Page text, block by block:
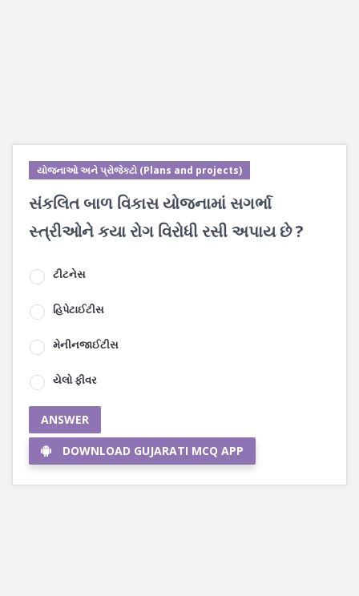
યોજનાઓ અને પ્રોજેક્ટો (Plans and projects)
સંકલિત બાળ વિકાસ યોજનામાં સગર્ભા
સ્ત્રીઓને કયા રોગ વિરોધી રસી અપાય છે ?
ટીટનેસ
હિપેટાઈટીસ
મેનીનજાઈટીસ
યેલો ફીવર
ANSWER
DOWNLOAD GUJARATI MCQ APP